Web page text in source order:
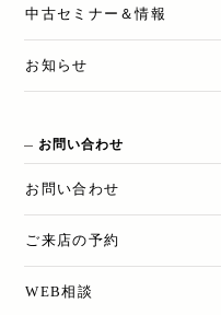
中古セミナー＆情報
お知らせ
お問い合わせ
お問い合わせ
ご来店の予約
WEB相談